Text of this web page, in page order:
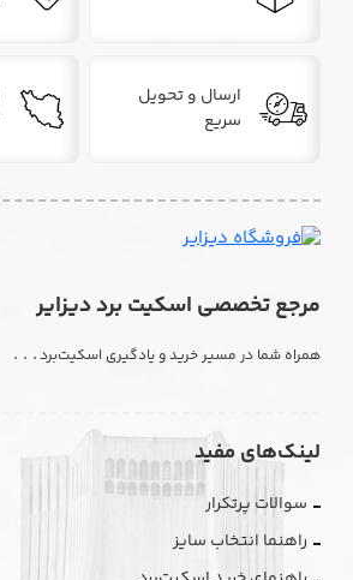
ارسال و تحویل
سریع
مرجع تخصصی اسکیت برد دیزایر
همراه شما در مسیر خرید و یادگیری اسکیت‌برد. . .
لینک‌های مفید
سوالات پرتکرار
راهنما انتخاب سایز